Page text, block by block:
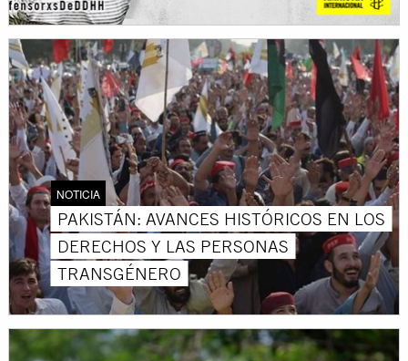
NOTICIA
PAKISTÁN: AVANCES HISTÓRICOS EN LOS
DERECHOS Y LAS PERSONAS
TRANSGÉNERO